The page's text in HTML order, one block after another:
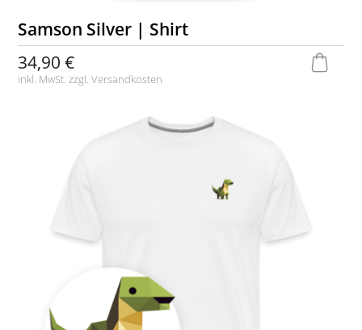
Samson Silver | Shirt
34,90 €
inkl. MwSt. zzgl.Versandkosten